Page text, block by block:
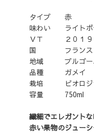
タイプ 赤
味わい ライトボ
ＶＴ ２０１９
国 フランス
地域 ブルゴー
品種 ガメイ
栽培 ビオロジ
容量 750ml
繊細でエレガント
赤い果物のジュー